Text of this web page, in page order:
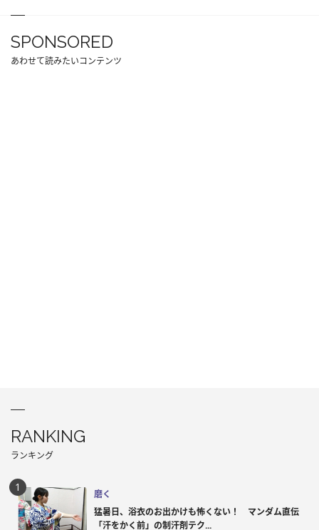
SPONSORED
あわせて読みたいコンテンツ
RANKING
ランキング
磨く
猛暑日、浴衣のお出かけも怖くない！ マンダム直伝
「汗をかく前」の制汗剤テク...